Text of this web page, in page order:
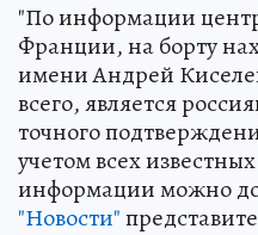
"По информации
Франции, на борту
имени Андрей
всего, является
точного
учетом всех
информации можно
"Новости"